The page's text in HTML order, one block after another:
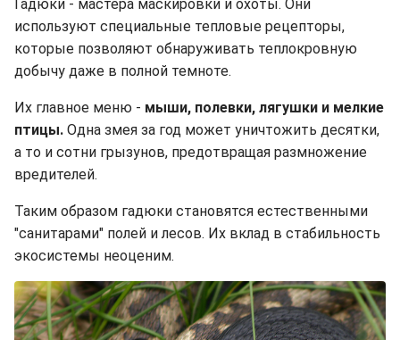
Гадюки - мастера маскировки и охоты. Они
используют специальные тепловые рецепторы,
которые позволяют обнаруживать теплокровную
добычу даже в полной темноте.
Их главное меню - мыши, полевки, лягушки и мелкие
птицы. Одна змея за год может уничтожить десятки,
а то и сотни грызунов, предотвращая размножение
вредителей.
Таким образом гадюки становятся естественными
"санитарами" полей и лесов. Их вклад в стабильность
экосистемы неоценим.